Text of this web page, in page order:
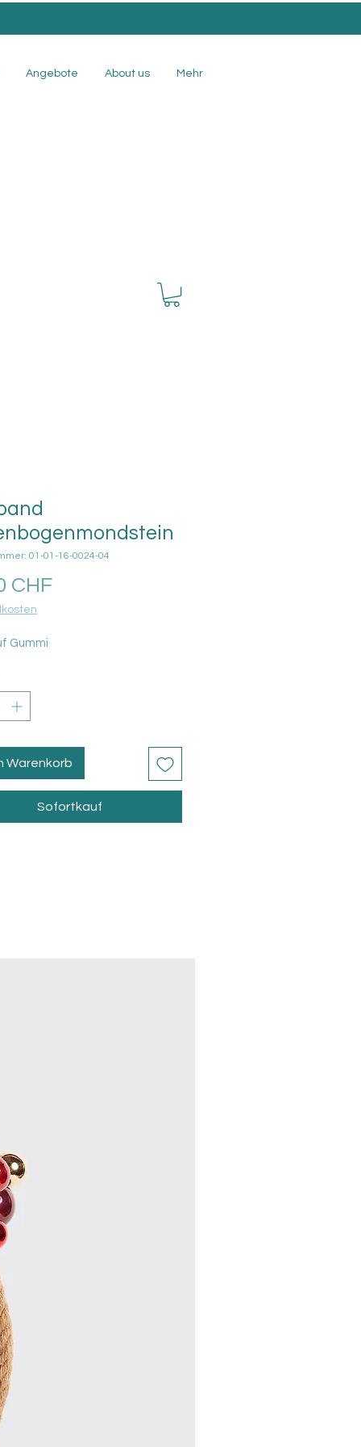
Angebote About us Mehr
01-01-16-0024-04
CHFPreis
Gummi
Warenkorb
Sofortkauf